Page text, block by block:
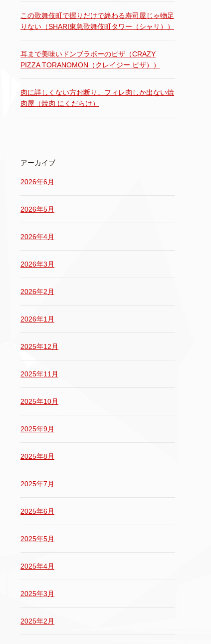
この歌舞伎町で握りだけで終わる寿司屋じゃ物足
りない（SHARI東急歌舞伎町タワー（シャリ））
耳まで美味いドンブラボーのピザ（CRAZY
PIZZA TORANOMON（クレイジー ピザ））
肉に詳しくない方お断り。フィレ肉しか出ない焼
肉屋（焼肉 にくだらけ）
アーカイブ
2026年6月
2026年5月
2026年4月
2026年3月
2026年2月
2026年1月
2025年12月
2025年11月
2025年10月
2025年9月
2025年8月
2025年7月
2025年6月
2025年5月
2025年4月
2025年3月
2025年2月